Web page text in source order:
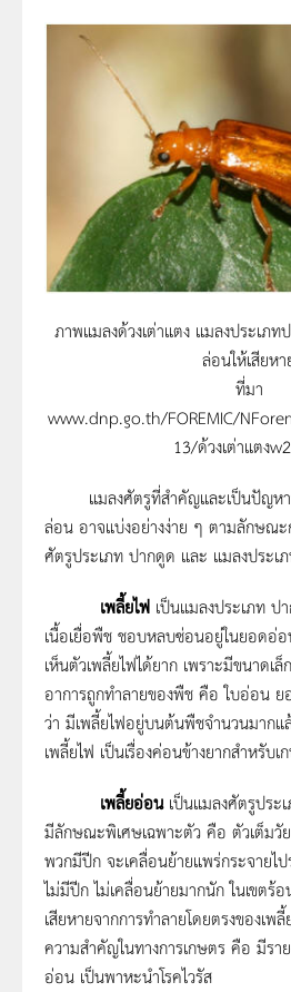
ภาพแมลงด้วงเต่าแตง แมลงประเภ
ล่อนให้เสียหา
ที่มา
www.dnp.go.th/FOREMIC/
13/ด้วงเต่าแตง
แมลงศัตรูที่สำคัญและเป็นปัญหาทั่
ล่อน อาจแบ่งอย่างง่าย ๆ ตามลักษณ
ศัตรูประเภท ปากดูด และ แมลงประเ
เพลี้ยไฟ เป็นแมลงประเภท
เนื้อเยื่อพืช ชอบหลบซ่อนอยู่ในยอดอ่อ
เห็นตัวเพลี้ยไฟได้ยาก เพราะมีขนาดเ
อาการถูกทำลายของพืช คือ ใบอ่อน
ว่า มีเพลี้ยไฟอยู่บนต้นพืชจำนวนมากแ
เพลี้ยไฟ เป็นเรื่องค่อนข้างยากสำหรับเ
เพลี้ยอ่อนเป็นแมลงศัตรูประ
มีลักษณะพิเศษเฉพาะตัว คือ ตัวเต็มวั
พวกมีปีก จะเคลื่อนย้ายแพร่กระจายไ
ไม่มีปีก ไม่เคลื่อนย้ายมากนัก ในเขตร้
เสียหายจากการทำลายโดยตรงของเ
ความสำคัญในทางการเกษตร คือ มีรา
อ่อน เป็นพาหะนำโรคไวรัส